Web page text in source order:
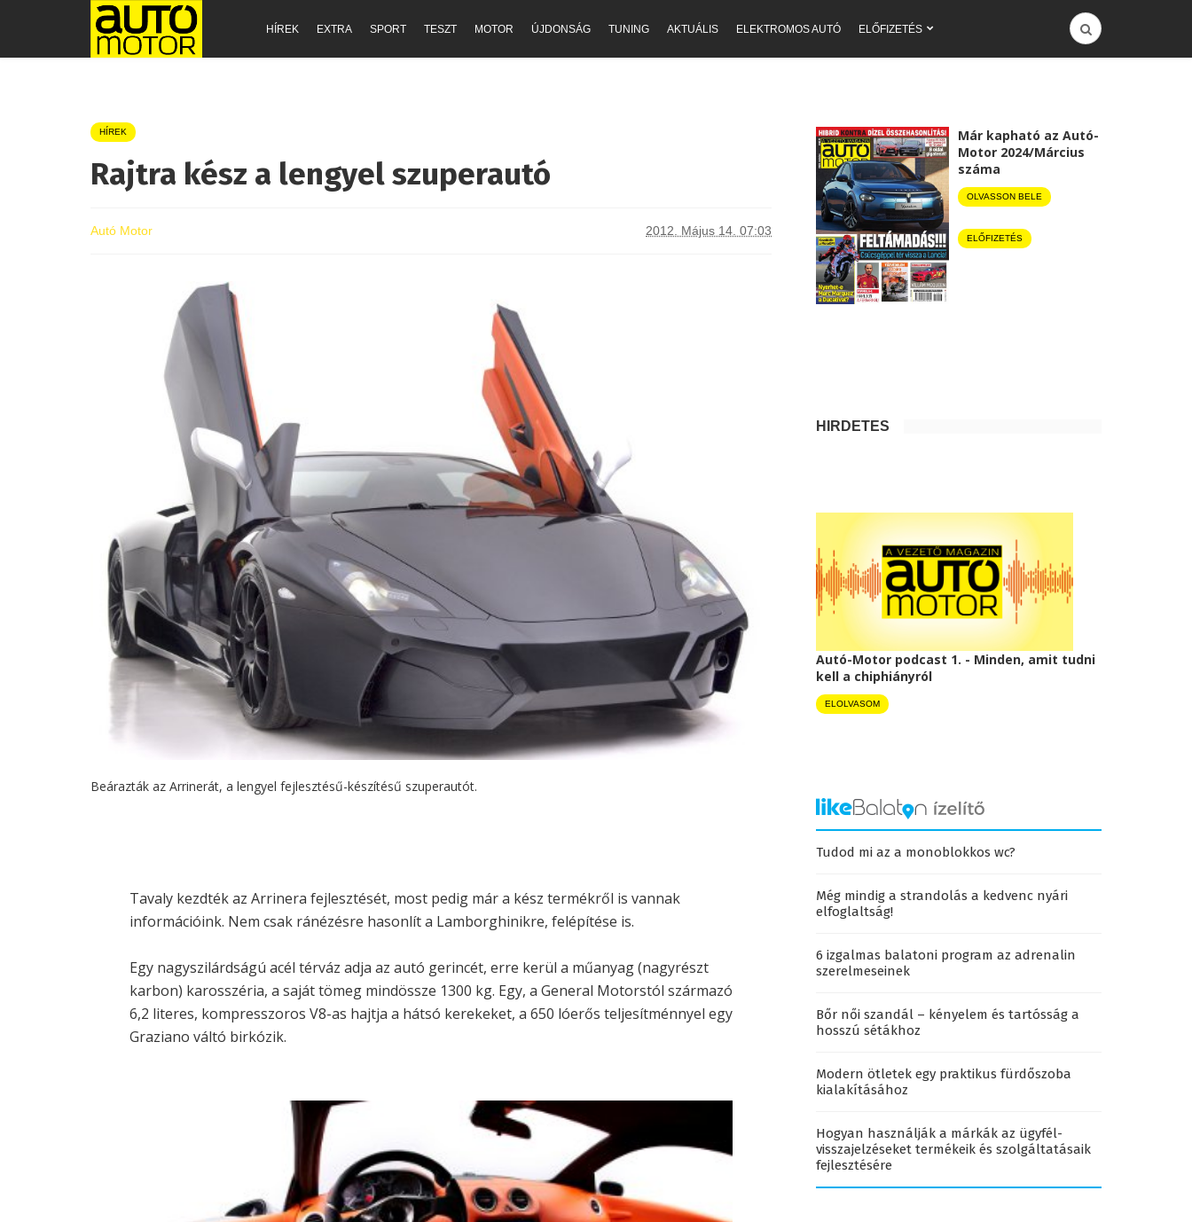
HÍREK EXTRA SPORT TESZT MOTOR ÚJDONSÁG TUNING AKTUÁLIS ELEKTROMOS AUTÓ ELŐFIZETÉS
HÍREK
Rajtra kész a lengyel szuperautó
Autó Motor 2012. Május 14. 07:03
Beárazták az Arrinerát, a lengyel fejlesztésű-készítésű szuperautót.
Tavaly kezdték az Arrinera fejlesztését, most pedig már a kész termékről is vannak
információink. Nem csak ránézésre hasonlít a Lamborghinikre, felépítése is.
Egy nagyszilárdságú acél térváz adja az autó gerincét, erre kerül a műanyag (nagyrészt
karbon) karosszéria, a saját tömeg mindössze 1300 kg. Egy, a General Motorstól származó
6,2 literes, kompresszoros V8-as hajtja a hátsó kerekeket, a 650 lóerős teljesítménnyel egy
Graziano váltó birkózik.
Már kapható az Autó-
Motor 2024/Március
száma
OLVASSON BELE
ELŐFIZETÉS
HIRDETÉS
Autó-Motor podcast 1. - Minden, amit tudni
kell a chiphiányról
ELOLVASOM
Tudod mi az a monoblokkos wc?
Még mindig a strandolás a kedvenc nyári
elfoglaltság!
6 izgalmas balatoni program az adrenalin
szerelmeseinek
Bőr női szandál – kényelem és tartósság a
hosszú sétákhoz
Modern ötletek egy praktikus fürdőszoba
kialakításához
Hogyan használják a márkák az ügyfél-
visszajelzéseket termékeik és szolgáltatásaik
fejlesztésére